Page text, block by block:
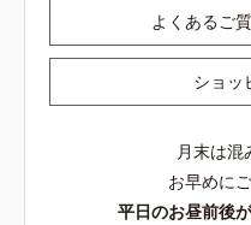
よくあるご
ショッ
月末は混
お早めに
平日のお昼前後